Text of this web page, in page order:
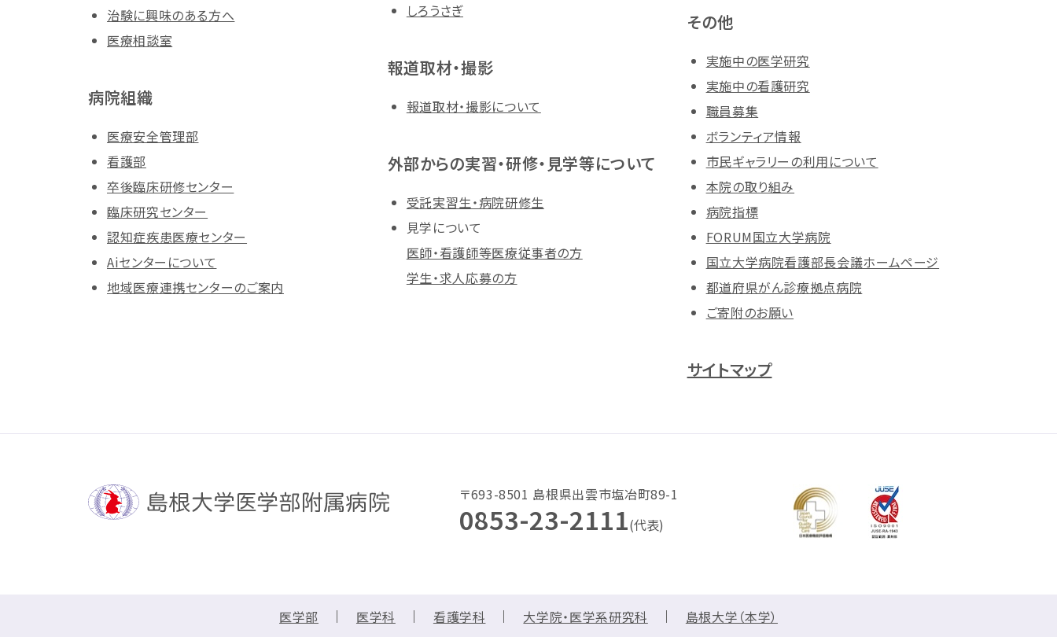
治験に興味のある方へ
医療相談室
病院組織
医療安全管理部
看護部
卒後臨床研修センター
臨床研究センター
認知症疾患医療センター
Aiセンターについて
地域医療連携センターのご案内
しろうさぎ
報道取材・撮影
報道取材・撮影について
外部からの実習・研修・見学等について
受託実習生・病院研修生
見学について
医師・看護師等医療従事者の方
学生・求人応募の方
その他
実施中の医学研究
実施中の看護研究
職員募集
ボランティア情報
市民ギャラリーの利用について
本院の取り組み
病院指標
FORUM国立大学病院
国立大学病院看護部長会議ホームページ
都道府県がん診療拠点病院
ご寄附のお願い
サイトマップ
〒693-8501 島根県出雲市塩冶町89-1
0853-23-2111(代表)
医学部 医学科 看護学科 大学院・医学系研究科 島根大学（本学）